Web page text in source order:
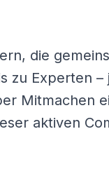
die
zu Experten –
Mitmachen
aktiven